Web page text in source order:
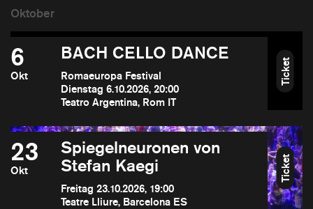
6
Okt
BACH CELLO DANCE
Romaeuropa Festival
Dienstag 6.10.2026, 20:00
Teatro Argentina, Rom IT
Ticket
23
Okt
Spiegelneuronen von
Stefan Kaegi
Freitag 23.10.2026, 19:00
Teatre Lliure, Barcelona ES
Ticket